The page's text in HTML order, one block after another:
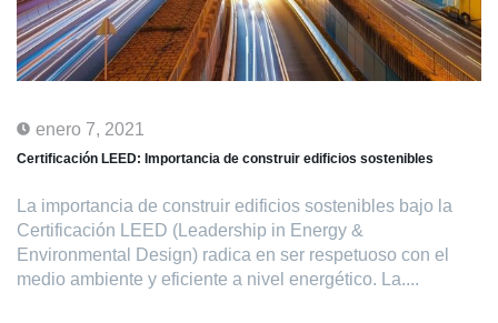
enero 7, 2021
Certificación LEED: Importancia de construir edificios sostenibles
La importancia de construir edificios sostenibles bajo la
Certificación LEED (Leadership in Energy &
Environmental Design) radica en ser respetuoso con el
medio ambiente y eficiente a nivel energético. La....